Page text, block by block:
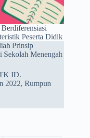
Peserta Didik
Prinsip
Sekolah Menengah
ID.
2022, Rumpun